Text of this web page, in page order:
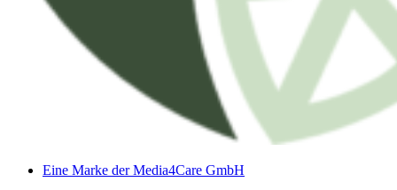
Eine Marke der Media4Care GmbH